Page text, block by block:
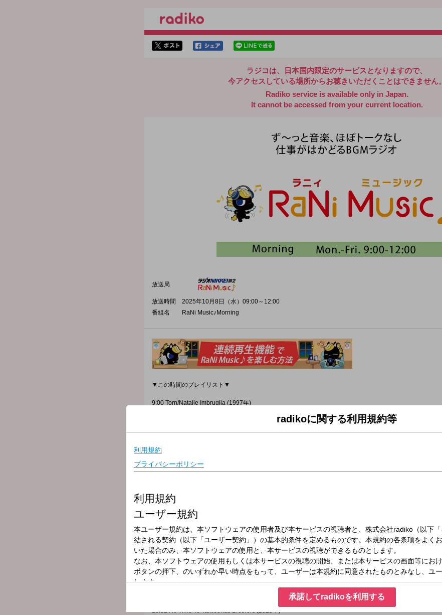
ラジコは、日本国内限定のサービスとなりますので、
今アクセスしている場所からお聴きいただくことはできません。
Radiko service is available only in Japan.
It cannot be accessed from your current location.
放送局
放送時間
2025年10月8日（水）09:00～12:00
番組名
RaNi Music♪Morning
▼この時間のプレイリスト▼
9:00 Torn/Natalie Imbruglia (1997年)
9:09 Miles On It/Marshmello & Kane Brown (2025年)
9:20 Careless Whisper/George Michael (1984年)
9:29 バチェラー・ガール/稲垣潤一 (1985年)
9:40 Perfect/Fairground Attraction (1988年)
9:43 Pineapple Juice/INI (2025年)
9:47 Please Please Please/Sabrina Carpenter (2024年)
9:50 Secret Garden/BE:FIRST (2025年)
9:53 Heart to Heart/Kenny Loggins (1982年)
9:58 Sign/Aimer (2024年)
10:02 Our Song/Anne-Marie & Niall Horan (2021年)
10:06 Gameboy/KATSEYE (2025年)
10:09 君がいたから/Crystal Kay (2015年)
10:14 On Bended Knee/Boyz II Men (1994年)
10:19 This Is It (Orchestra Version)/Michael Jackson (2009年)
10:27 Moon Light Lover/サザンオールスターズ (1996年)
10:32 No Time To Talk/Jonas Brothers (2025年)
radikoに関する利用規約等
承諾してradikoを利用する